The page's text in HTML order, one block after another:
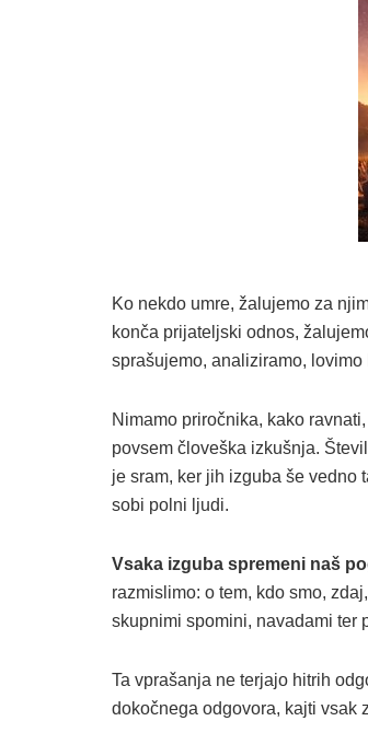
Ko nekdo umre, žalujemo za
konča prijateljski odnos,
sprašujemo, analiziramo,
Nimamo priročnika, kako
povsem človeška izkušnja.
je sram, ker jih izguba še vedno
sobi polni ljudi.
Vsaka izguba spremeni naš
razmislimo: o tem, kdo smo,
skupnimi spomini, navadami ter
Ta vprašanja ne terjajo hitrih
dokočnega odgovora, kajti vsak